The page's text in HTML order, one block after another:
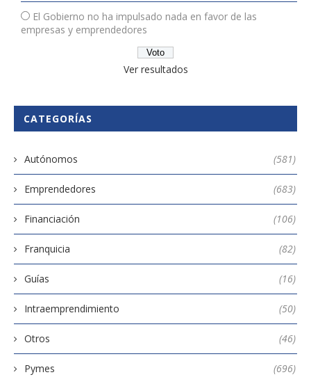
El Gobierno no ha impulsado nada en favor de las
empresas y emprendedores
Ver resultados
CATEGORÍAS
Autónomos (581)
Emprendedores (683)
Financiación (106)
Franquicia (82)
Guías (16)
Intraemprendimiento (50)
Otros (46)
Pymes (696)